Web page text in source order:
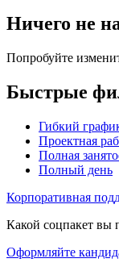
Ничего не
Попробуйте
Быстрые
Гибкий
Проектная
Полная
Полный день
Корпоративная
Какой соцпакет вы
Оформляйте